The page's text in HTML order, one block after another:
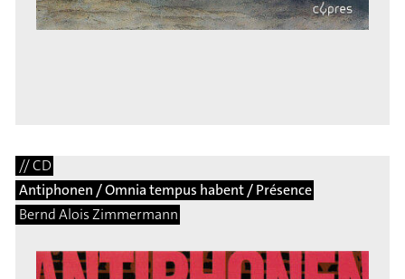
// CD
Antiphonen / Omnia tempus habent / Présence
Bernd Alois Zimmermann